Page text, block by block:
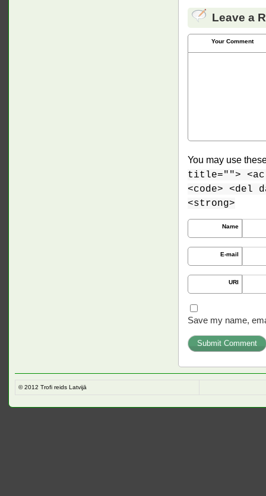
Leave a
Your Comment
You may use
title="">
<code> <del
<strong>
Name
E-mail
URI
Save my name,
© 2012 Trofi reids Latvijā